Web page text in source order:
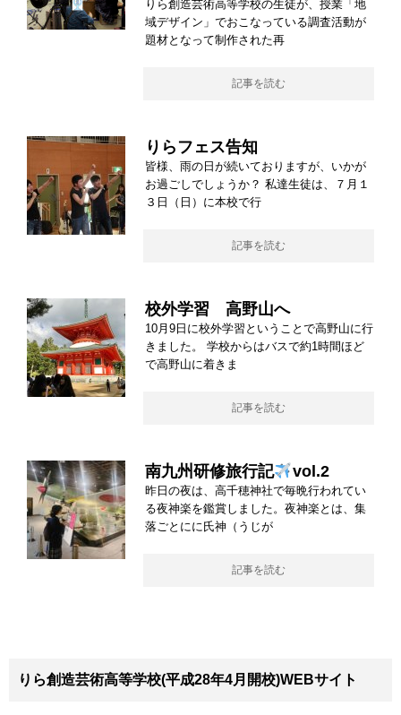
りら創造芸術高等学校の生徒が、授業「地
域デザイン」でおこなっている調査活動が
題材となって制作された再
記事を読む
りらフェス告知
皆様、雨の日が続いておりますが、いかが
お過ごしでしょうか？ 私達生徒は、７月１
３日（日）に本校で行
記事を読む
校外学習 高野山へ
10月9日に校外学習ということで高野山に行
きました。 学校からはバスで約1時間ほど
で高野山に着きま
記事を読む
南九州研修旅行記 vol.2
昨日の夜は、高千穂神社で毎晩行われてい
る夜神楽を鑑賞しました。夜神楽とは、集
落ごとにに氏神（うじが
記事を読む
りら創造芸術高等学校(平成28年4月開校)WEBサイト